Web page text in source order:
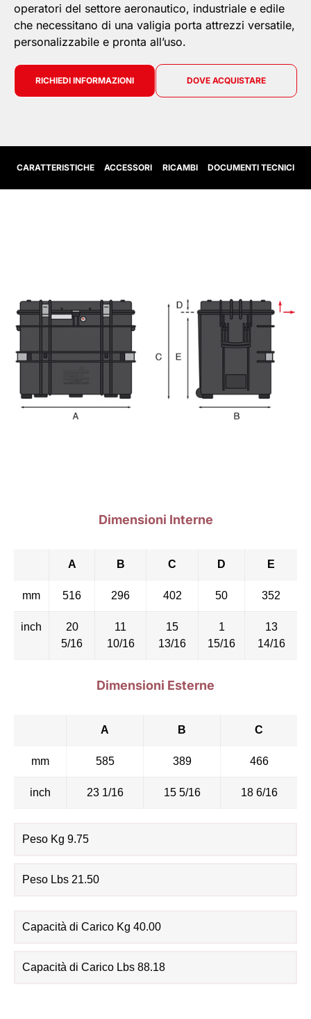
operatori del settore aeronautico, industriale e edile
che necessitano di una valigia porta attrezzi versatile,
personalizzabile e pronta all’uso.
RICHIEDI INFORMAZIONI DOVE ACQUISTARE
CARATTERISTICHE ACCESSORI RICAMBI DOCUMENTI TECNICI
Dimensioni Interne
A B C D E
mm 516 296 402 50 352
inch
20
5/16
11
10/16
15
13/16
1
15/16
13
14/16
Dimensioni Esterne
A B C
mm 585 389 466
inch 23 1/16 15 5/16 18 6/16
Peso Kg 9.75
Peso Lbs 21.50
Capacità di Carico Kg 40.00
Capacità di Carico Lbs 88.18